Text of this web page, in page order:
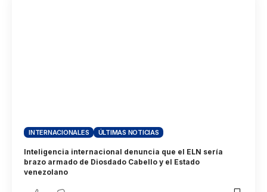
INTERNACIONALES ÚLTIMAS NOTICIAS
Inteligencia internacional denuncia que el ELN sería
brazo armado de Diosdado Cabello y el Estado
venezolano